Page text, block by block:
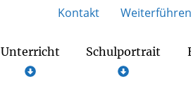
Unterricht Schulportrait
Kontakt